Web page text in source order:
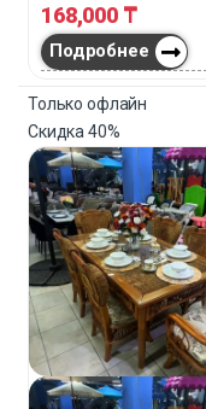
168,000 ₸
Подробнее
Только офлайн
Скидка40%